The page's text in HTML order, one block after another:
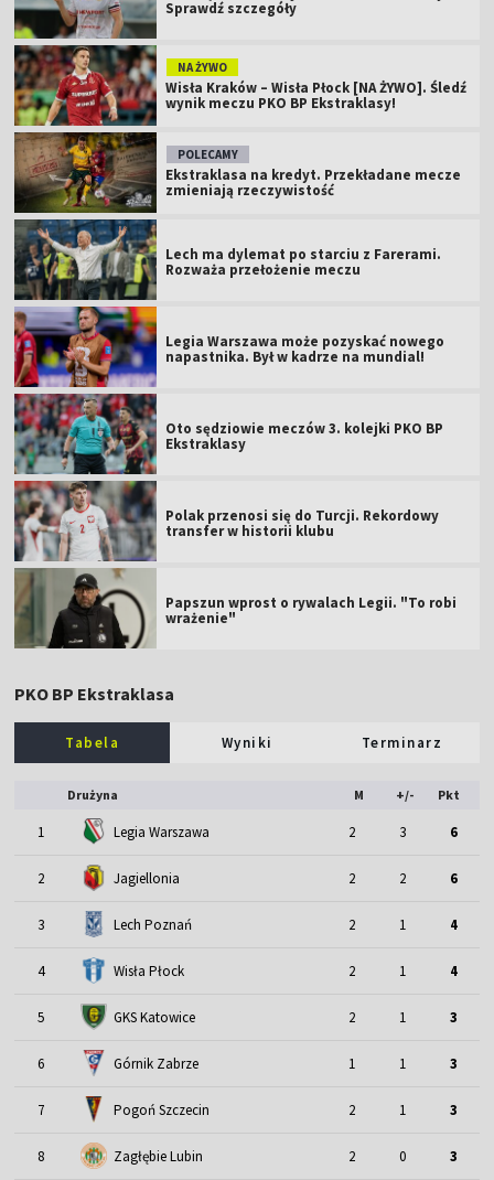
Sprawdź szczegóły
NA ŻYWO
Wisła Kraków – Wisła Płock [NA ŻYWO]. Śledź
wynik meczu PKO BP Ekstraklasy!
POLECAMY
Ekstraklasa na kredyt. Przekładane mecze
zmieniają rzeczywistość
Lech ma dylemat po starciu z Farerami.
Rozważa przełożenie meczu
Legia Warszawa może pozyskać nowego
napastnika. Był w kadrze na mundial!
Oto sędziowie meczów 3. kolejki PKO BP
Ekstraklasy
Polak przenosi się do Turcji. Rekordowy
transfer w historii klubu
Papszun wprost o rywalach Legii. "To robi
wrażenie"
PKO BP Ekstraklasa
Tabela Wyniki Terminarz
Drużyna M +/- Pkt
1 Legia Warszawa 2 3 6
2 Jagiellonia 2 2 6
3 Lech Poznań 2 1 4
4 Wisła Płock 2 1 4
5 GKS Katowice 2 1 3
6 Górnik Zabrze 1 1 3
7 Pogoń Szczecin 2 1 3
8 Zagłębie Lubin 2 0 3